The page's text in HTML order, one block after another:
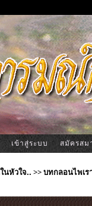
เข้าสู่ระบบ สมัครสม
นหัวใจ.. >>บทกลอนไพเร